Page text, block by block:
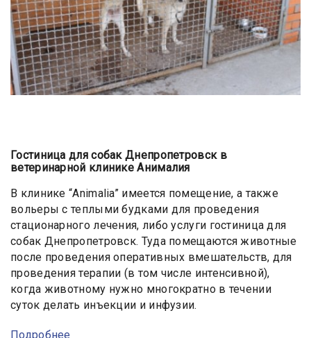
Гостиница для собак Днепропетровск в
ветеринарной клинике Анималия
В клинике “Animalia” имеется помещение, а также
вольеры с теплыми будками для проведения
стационарного лечения, либо услуги гостиница для
собак Днепропетровск. Туда помещаются животные
после проведения оперативных вмешательств, для
проведения терапии (в том числе интенсивной),
когда животному нужно многократно в течении
суток делать инъекции и инфузии.
Подробнее